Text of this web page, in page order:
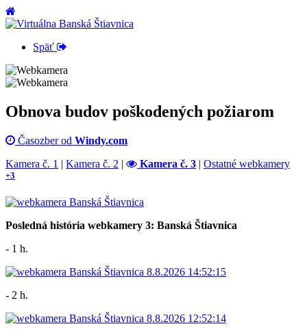
Späť
Obnova budov poškodených požiarom
Časozber od Windy.com
Kamera č. 1 | Kamera č. 2 | Kamera č. 3 | Ostatné webkamery
+3
Posledná história webkamery 3: Banská Štiavnica
- 1 h.
- 2 h.